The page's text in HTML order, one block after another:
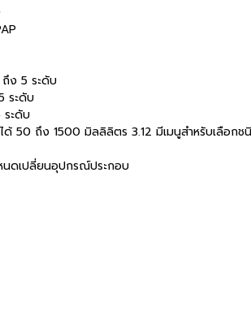
ถึง 5 ระดับ
ระดับ
ระดับ
50 ถึง 1500 มิลลิลิตร 3.12 มีเมนูสำหรับเลือกช
นดเปลี่ยนอุปกรณ์ประกอบ